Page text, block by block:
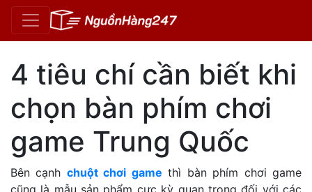
4 tiêu chí cần biết khi
chọn bàn phím chơi
game Trung Quốc
Bên cạnh chuột chơi game thì bàn phím chơi game
cũng là mẫu sản phẩm cực kỳ quan trọng đối với các